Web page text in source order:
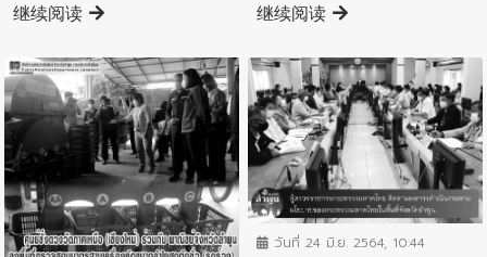
继续阅读 继续阅读
ข่าวประชาสัมพันธ์
วันที่ 24 มิ.ย. 2564, 10:44